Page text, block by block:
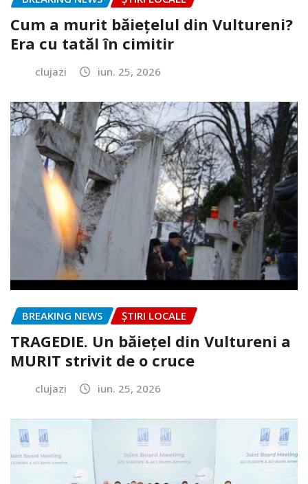
Cum a murit băiețelul din Vultureni?
Era cu tatăl în cimitir
clujazi iun. 25, 2026
BREAKING NEWS ȘTIRI LOCALE
TRAGEDIE. Un băiețel din Vultureni a
MURIT strivit de o cruce
clujazi iun. 25, 2026